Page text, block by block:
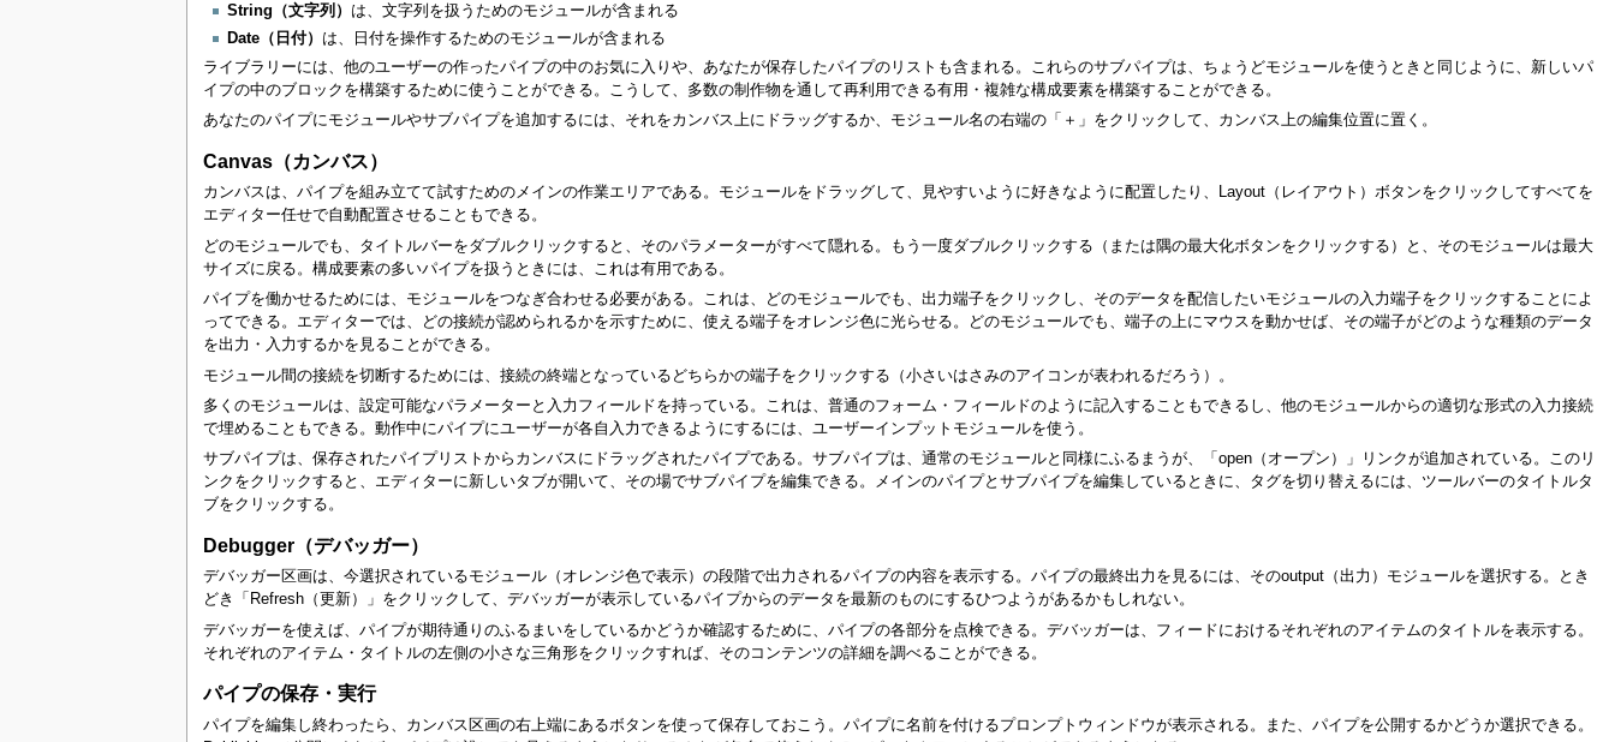
String（文字列） は、文字列を扱うためのモジュールが含まれる
Date（日付） は、日付を操作するためのモジュールが含まれる
ライブラリーには、他のユーザーの作ったパイプの中のお気に入りや、あなたが保存したパイプのリストも含まれる。これらのサブパイプは、ちょうどモジュールを使うときと同じように、新しいパ
イプの中のブロックを構築するために使うことができる。こうして、多数の制作物を通して再利用できる有用・複雑な構成要素を構築することができる。
あなたのパイプにモジュールやサブパイプを追加するには、それをカンバス上にドラッグするか、モジュール名の右端の「＋」をクリックして、カンバス上の編集位置に置く。
Canvas（カンバス）
カンバスは、パイプを組み立てて試すためのメインの作業エリアである。モジュールをドラッグして、見やすいように好きなように配置したり、Layout（レイアウト）ボタンをクリックしてすべてを
エディター任せで自動配置させることもできる。
どのモジュールでも、タイトルバーをダブルクリックすると、そのパラメーターがすべて隠れる。もう一度ダブルクリックする（または隅の最大化ボタンをクリックする）と、そのモジュールは最大
サイズに戻る。構成要素の多いパイプを扱うときには、これは有用である。
パイプを働かせるためには、モジュールをつなぎ合わせる必要がある。これは、どのモジュールでも、出力端子をクリックし、そのデータを配信したいモジュールの入力端子をクリックすることによ
ってできる。エディターでは、どの接続が認められるかを示すために、使える端子をオレンジ色に光らせる。どのモジュールでも、端子の上にマウスを動かせば、その端子がどのような種類のデータ
を出力・入力するかを見ることができる。
モジュール間の接続を切断するためには、接続の終端となっているどちらかの端子をクリックする（小さいはさみのアイコンが表われるだろう）。
多くのモジュールは、設定可能なパラメーターと入力フィールドを持っている。これは、普通のフォーム・フィールドのように記入することもできるし、他のモジュールからの適切な形式の入力接続
で埋めることもできる。動作中にパイプにユーザーが各自入力できるようにするには、ユーザーインプットモジュールを使う。
サブパイプは、保存されたパイプリストからカンバスにドラッグされたパイプである。サブパイプは、通常のモジュールと同様にふるまうが、「open（オープン）」リンクが追加されている。このリ
ンクをクリックすると、エディターに新しいタブが開いて、その場でサブパイプを編集できる。メインのパイプとサブパイプを編集しているときに、タグを切り替えるには、ツールバーのタイトルタ
ブをクリックする。
Debugger（デバッガー）
デバッガー区画は、今選択されているモジュール（オレンジ色で表示）の段階で出力されるパイプの内容を表示する。パイプの最終出力を見るには、そのoutput（出力）モジュールを選択する。とき
どき「Refresh（更新）」をクリックして、デバッガーが表示しているパイプからのデータを最新のものにするひつようがあるかもしれない。
デバッガーを使えば、パイプが期待通りのふるまいをしているかどうか確認するために、パイプの各部分を点検できる。デバッガーは、フィードにおけるそれぞれのアイテムのタイトルを表示する。
それぞれのアイテム・タイトルの左側の小さな三角形をクリックすれば、そのコンテンツの詳細を調べることができる。
パイプの保存・実行
パイプを編集し終わったら、カンバス区画の右上端にあるボタンを使って保存しておこう。パイプに名前を付けるプロンプトウィンドウが表示される。また、パイプを公開するかどうか選択できる。